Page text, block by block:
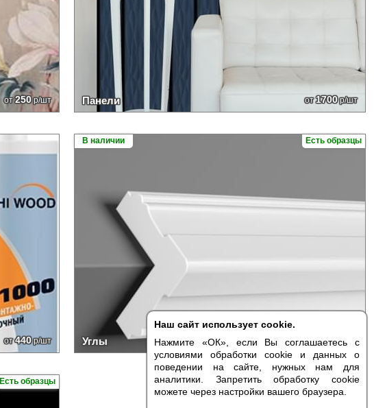
Наш сайт использует cookie.
Нажмите «ОК», если Вы соглашаетесь с
условиями обработки cookie и данных о
поведении на сайте, нужных нам для
аналитики. Запретить обработку cookie
можете через настройки вашего браузера.
от250р/шт Панели от1700р/шт
от440р/шт
Есть образцы
В наличии
Углы от550р/шт
Есть образцы